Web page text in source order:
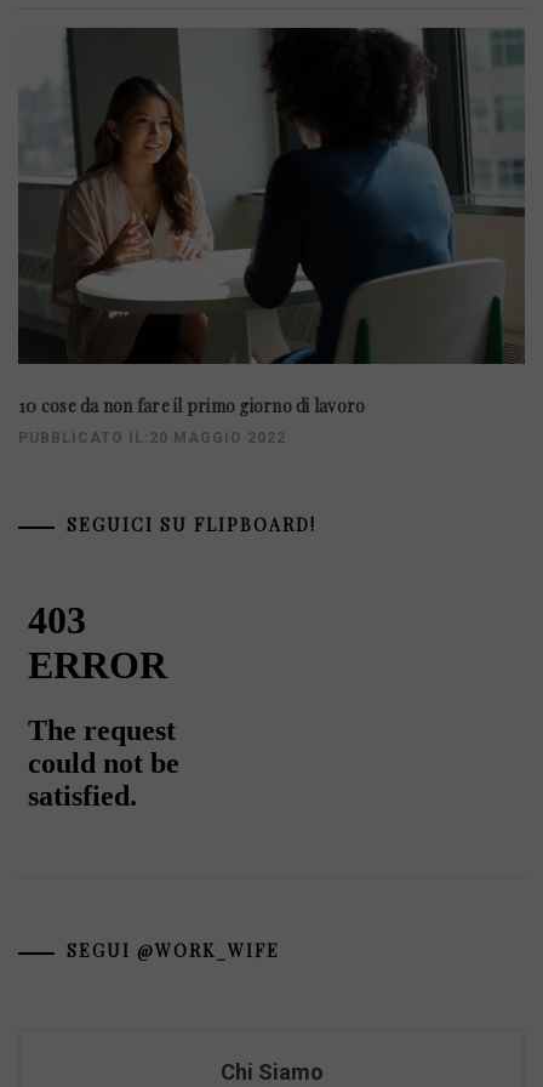
10 cose da non fare il primo giorno di lavoro
PUBBLICATO IL:20 MAGGIO 2022
SEGUICI SU FLIPBOARD!
SEGUI @WORK_WIFE
Chi Siamo